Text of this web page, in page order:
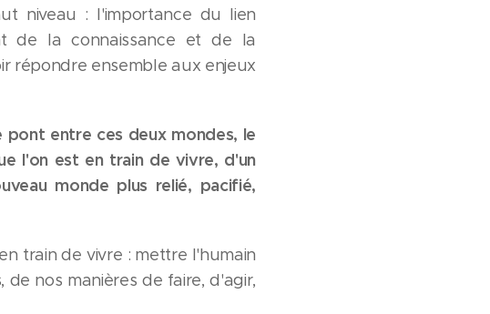
niveau : l'importance du lien
de la connaissance et de la
répondre ensemble aux enjeux
pont entre ces deux mondes, le
l'on est en train de vivre, d'un
monde plus relié, pacifié,
train de vivre : mettre l'humain
nos manières de faire, d'agir,